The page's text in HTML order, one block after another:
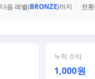
다음 레벨(BRONZE)까지 전환
누적 수익
1,000원